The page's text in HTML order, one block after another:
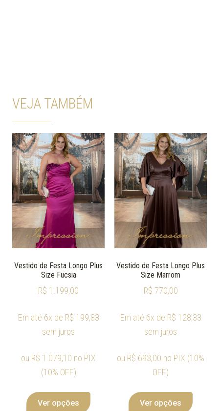
VEJA TAMBÉM
Vestido de Festa Longo Plus
Size Fucsia
R$ 1.199,00
Em até 6x de R$ 199,83
sem juros
ou R$ 1.079,10 no PIX
(10% OFF)
Ver opções
Vestido de Festa Longo Plus
Size Marrom
R$ 770,00
Em até 6x de R$ 128,33
sem juros
ou R$ 693,00 no PIX (10%
OFF)
Ver opções